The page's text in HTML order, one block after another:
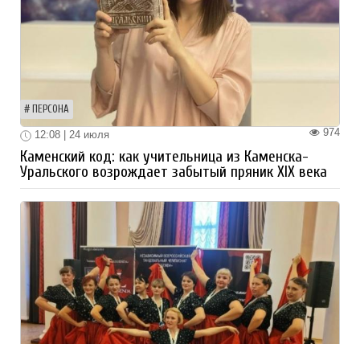
ПЕРСОНА
974
12:08 | 24 июля
Каменский код: как учительница из Каменска-
Уральского возрождает забытый пряник XIX века